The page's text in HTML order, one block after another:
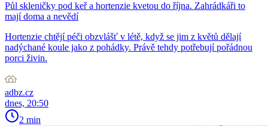
Půl skleničky pod keř a hortenzie kvetou do října. Zahrádkáři to
mají doma a nevědí
Hortenzie chtějí péči obzvlášť v létě, když se jim z květů dělají
nadýchané koule jako z pohádky. Právě tehdy potřebují pořádnou
porci živin.
adbz.cz
dnes, 20:50
2 min